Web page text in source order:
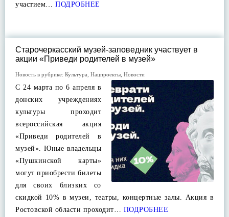
участием… ПОДРОБНЕЕ
Старочеркасский музей-заповедник участвует в
акции «Приведи родителей в музей»
Новость в рубрике: Культура Нацпроекты Новости
С 24 марта по 6 апреля в
донских учреждениях
культуры проходит
всероссийская акция
«Приведи родителей в
музей». Юные владельцы
«Пушкинской карты»
могут приобрести билеты
для своих близких со
скидкой 10% в музеи, театры, концертные залы. Акция в
Ростовской области проходит… ПОДРОБНЕЕ